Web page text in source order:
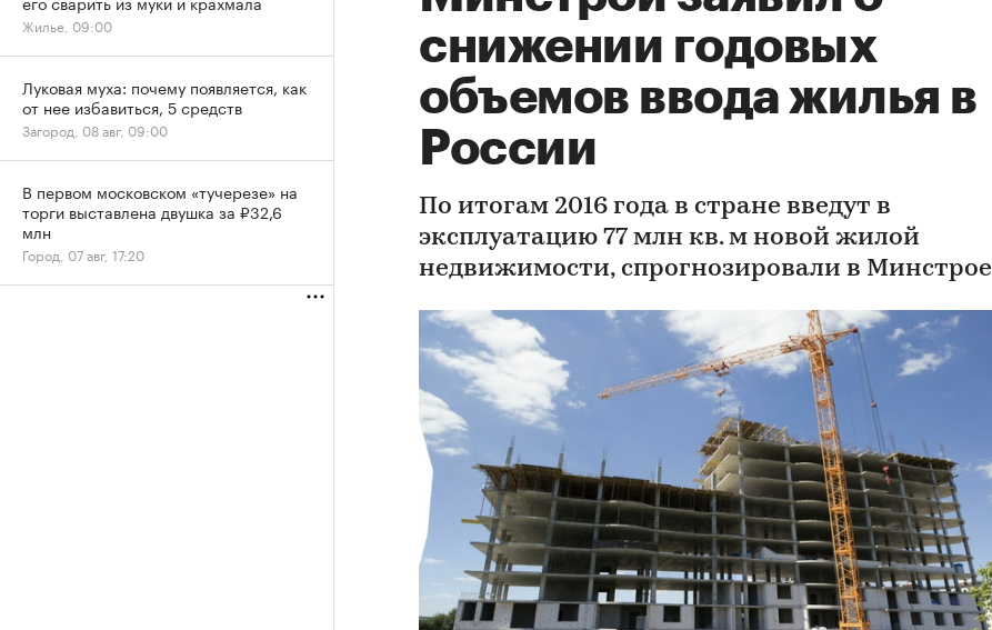
снижении годовых
объемов ввода жилья в
России
По итогам 2016 года в стране введут в
эксплуатацию 77 млн кв. м новой жилой
недвижимости, спрогнозировали в Минстрое
Жилье, 09:00
Луковая муха: почему появляется, как
от нее избавиться, 5 средств
Загород, 08 авг, 09:00
В первом московском «тучерезе» на
торги выставлена двушка за ₽32,6
млн
Город, 07 авг, 17:20